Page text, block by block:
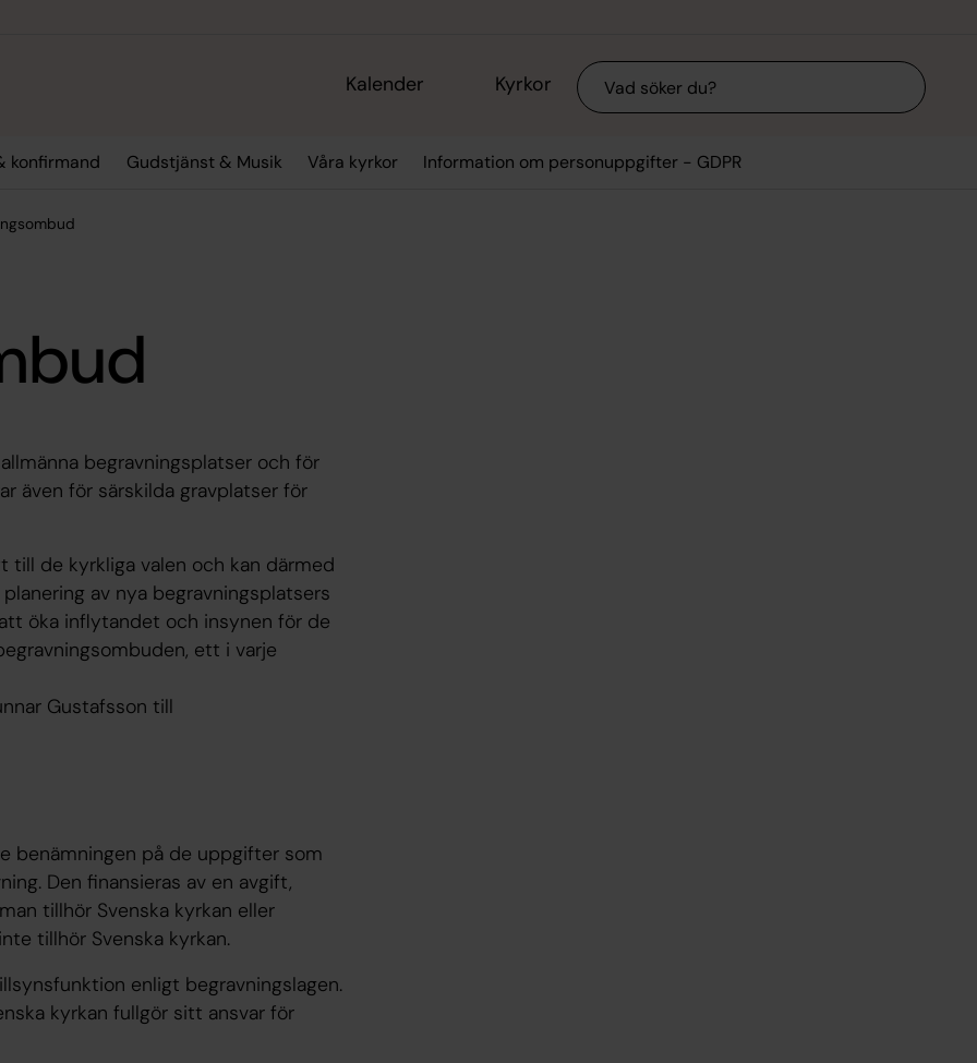
Kalender Kyrkor Sök
konfirmand Gudstjänst & Musik Våra kyrkor Information om personuppgifter - GDPR
begravningsplatser och för
även för särskilda gravplatser för
till de kyrkliga valen och kan därmed
av nya begravningsplatsers
öka inflytandet och insynen för de
ett i varje
Gustafsson till
benämningen på de uppgifter som
Den finansieras av en avgift,
tillhör Svenska kyrkan eller
tillhör Svenska kyrkan.
enligt begravningslagen.
kyrkan fullgör sitt ansvar för